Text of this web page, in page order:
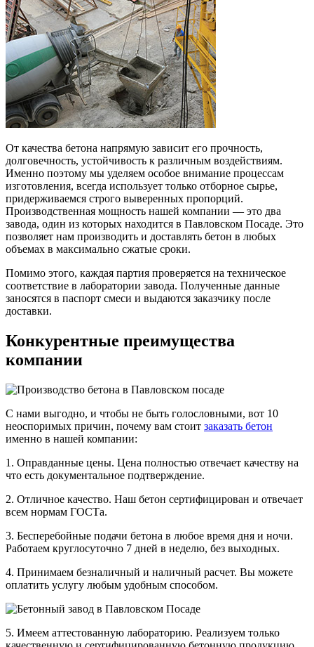
От качества бетона напрямую зависит его прочность,
долговечность, устойчивость к различным воздействиям.
Именно поэтому мы уделяем особое внимание процессам
изготовления, всегда использует только отборное сырье,
придерживаемся строго выверенных пропорций.
Производственная мощность нашей компании — это два
завода, один из которых находится в Павловском Посаде. Это
позволяет нам производить и доставлять бетон в любых
объемах в максимально сжатые сроки.
Помимо этого, каждая партия проверяется на техническое
соответствие в лаборатории завода. Полученные данные
заносятся в паспорт смеси и выдаются заказчику после
доставки.
Конкурентные преимущества
компании
С нами выгодно, и чтобы не быть голословными, вот 10
неоспоримых причин, почему вам стоит заказать бетон
именно в нашей компании:
1. Оправданные цены. Цена полностью отвечает качеству на
что есть документальное подтверждение.
2. Отличное качество. Наш бетон сертифицирован и отвечает
всем нормам ГОСТа.
3. Бесперебойные подачи бетона в любое время дня и ночи.
Работаем круглосуточно 7 дней в неделю, без выходных.
4. Принимаем безналичный и наличный расчет. Вы можете
оплатить услугу любым удобным способом.
5. Имеем аттестованную лабораторию. Реализуем только